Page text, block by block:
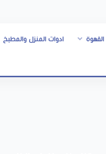
ادوات المنزل والمطبخ